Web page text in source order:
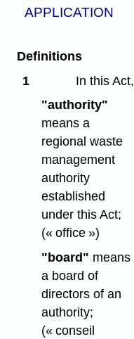
APPLICATION
Definitions
1
In this Act,
"authority"
means a
regional waste
management
authority
established
under this Act;
(« office »)
"board" means
a board of
directors of an
authority;
(« conseil